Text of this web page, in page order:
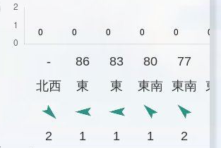
- 86 83 80 77
北西
東 東 東南 東南 東
2 1 1 1 2